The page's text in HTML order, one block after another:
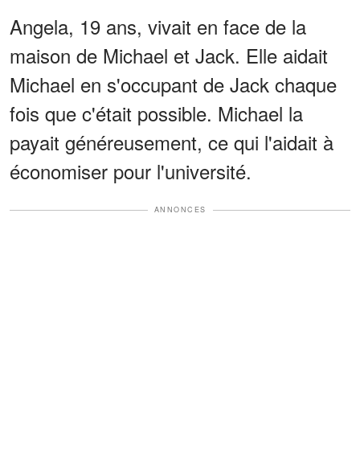
Angela, 19 ans, vivait en face de la
maison de Michael et Jack. Elle aidait
Michael en s'occupant de Jack chaque
fois que c'était possible. Michael la
payait généreusement, ce qui l'aidait à
économiser pour l'université.
ANNONCES